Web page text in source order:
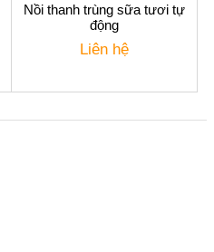
Nồi thanh trùng sữa tươi tự
động
Liên hệ